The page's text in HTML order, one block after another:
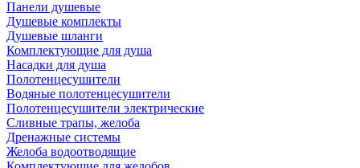
Панели душевые
Душевые комплекты
Душевые шланги
Комплектующие для душа
Насадки для душа
Полотенцесушители
Водяные полотенцесушители
Полотенцесушители электрические
Сливные трапы, желоба
Дренажные системы
Желоба водоотводящие